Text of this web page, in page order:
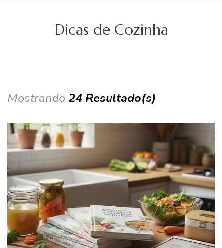
Dicas de Cozinha
Mostrando 24 Resultado(s)